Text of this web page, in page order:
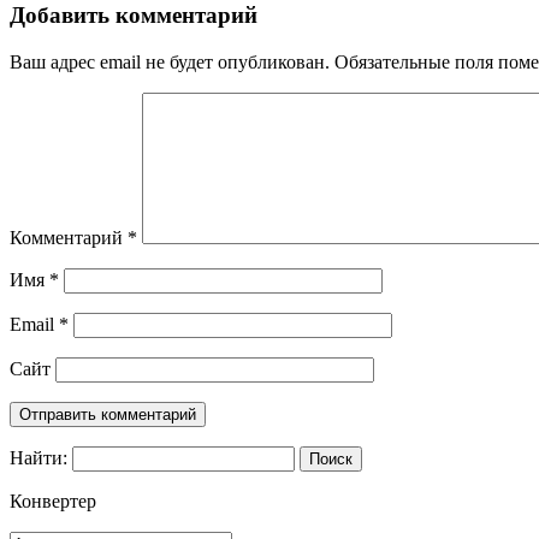
Добавить комментарий
Ваш адрес email не будет опубликован. Обязательные поля
Комментарий *
Имя *
Email *
Сайт
Найти:
Конвертер